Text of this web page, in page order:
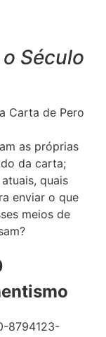
Século
Carta de Pero
as próprias
da carta;
quais
enviar o que
meios de